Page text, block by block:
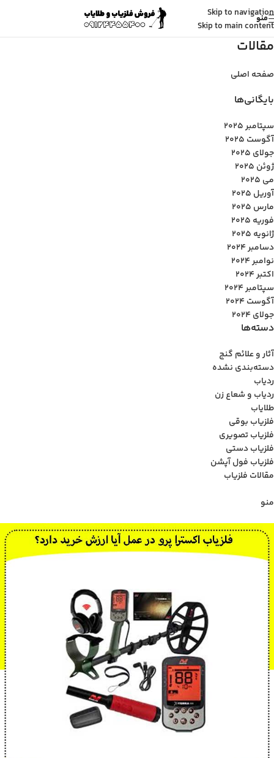
Skip to navigation
Skip to main content
منو
مقالات
صفحه اصلی
بایگانی‌ها
سپتامبر 2025
آگوست 2025
جولای 2025
ژوئن 2025
می 2025
آوریل 2025
مارس 2025
فوریه 2025
ژانویه 2025
دسامبر 2024
نوامبر 2024
اکتبر 2024
سپتامبر 2024
آگوست 2024
جولای 2024
دسته‌ها
آثار و علائم گنج
دسته‌بندی نشده
ردیاب
ردیاب و شعاع زن
طلایاب
فلزیاب بوقی
فلزیاب تصویری
فلزیاب دستی
فلزیاب فول آپشن
مقالات فلزیاب
منو